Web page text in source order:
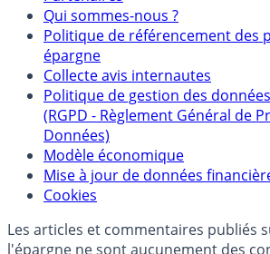
Mentions légales et Conditions
Partenaires
Qui sommes-nous ?
Politique de référencement des
épargne
Collecte avis internautes
Politique de gestion des données
(RGPD - Règlement Général de
Données)
Modèle économique
Cookies